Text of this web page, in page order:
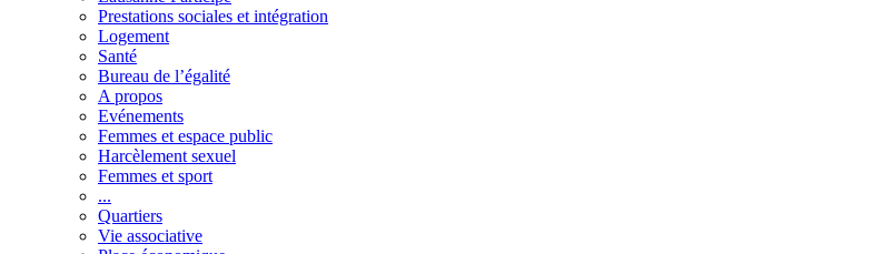
Prestations sociales et intégration
Logement
Santé
Bureau de l’égalité
A propos
Evénements
Femmes et espace public
Harcèlement sexuel
Femmes et sport
...
Quartiers
Vie associative